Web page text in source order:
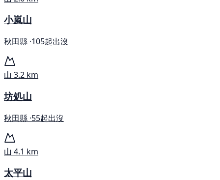
小嵐山
秋田縣 ·105起出沒
山 3.2 km
坊処山
秋田縣 ·55起出沒
山 4.1 km
太平山